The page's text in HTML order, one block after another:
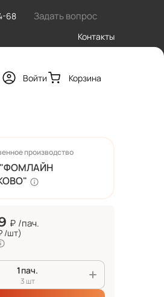
68 Задать вопрос
Контакты
Войти Корзина
производство
₽ /пач.
/шт)
пач.
3 шт